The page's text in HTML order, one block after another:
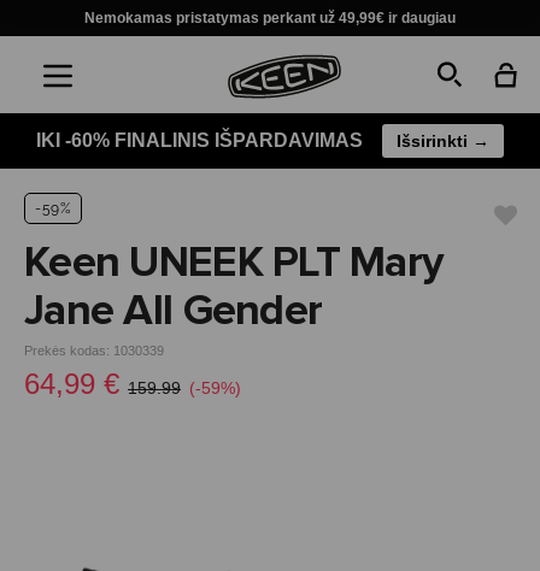
Nemokamas pristatymas perkant už 49,99€ ir daugiau
IKI -60% FINALINIS IŠPARDAVIMAS Išsirinkti →
-59%
Keen UNEEK PLT Mary
Jane All Gender
Prekės kodas: 1030339
64,99 € 159.99 (-59%)